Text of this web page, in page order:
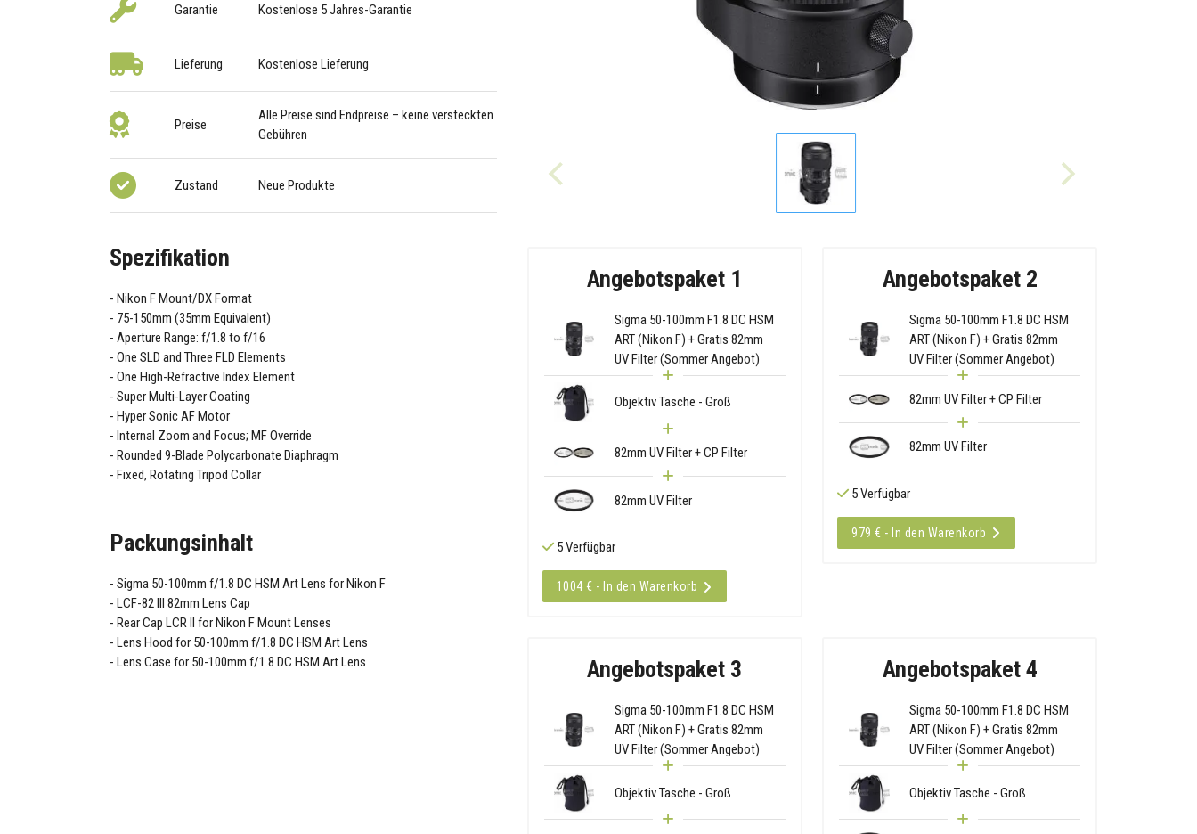
Garantie Kostenlose 5 Jahres-Garantie
Lieferung Kostenlose Lieferung
Preise
Alle Preise sind Endpreise – keine versteckten
Gebühren
Zustand Neue Produkte
Angebotspaket 1
Sigma 50-100mm F1.8 DC HSM
ART (Nikon F) + Gratis 82mm
UV Filter (Sommer Angebot)
Objektiv Tasche - Groß
82mm UV Filter + CP Filter
82mm UV Filter
5 Verfügbar
1004 € - In den Warenkorb
Angebotspaket 2
Sigma 50-100mm F1.8 DC HSM
ART (Nikon F) + Gratis 82mm
UV Filter (Sommer Angebot)
82mm UV Filter + CP Filter
82mm UV Filter
5 Verfügbar
979 € - In den Warenkorb
Angebotspaket 3
Sigma 50-100mm F1.8 DC HSM
ART (Nikon F) + Gratis 82mm
UV Filter (Sommer Angebot)
Objektiv Tasche - Groß
Angebotspaket 4
Sigma 50-100mm F1.8 DC HSM
ART (Nikon F) + Gratis 82mm
UV Filter (Sommer Angebot)
Objektiv Tasche - Groß
Spezifikation
Nikon F Mount/DX Format
75-150mm (35mm Equivalent)
Aperture Range: f/1.8 to f/16
One SLD and Three FLD Elements
One High-Refractive Index Element
Super Multi-Layer Coating
Hyper Sonic AF Motor
Internal Zoom and Focus; MF Override
Rounded 9-Blade Polycarbonate Diaphragm
Fixed, Rotating Tripod Collar
Packungsinhalt
Sigma 50-100mm f/1.8 DC HSM Art Lens for Nikon F
LCF-82 III 82mm Lens Cap
Rear Cap LCR II for Nikon F Mount Lenses
Lens Hood for 50-100mm f/1.8 DC HSM Art Lens
Lens Case for 50-100mm f/1.8 DC HSM Art Lens